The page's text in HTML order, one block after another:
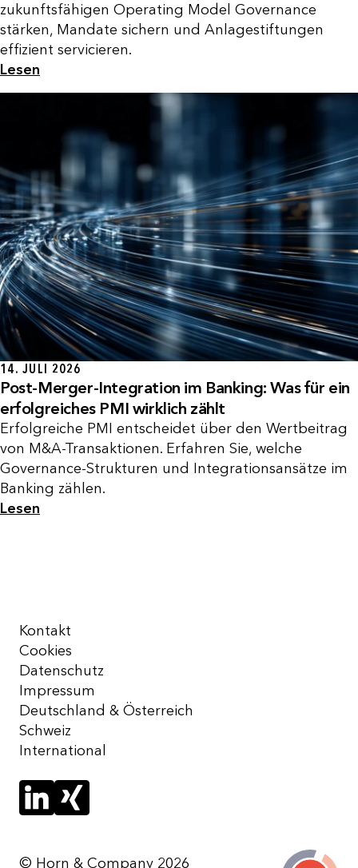
zukunftsfähigen Operating Model Governance
stärken, Mandate sichern und Anlagestiftungen
effizient servicieren.
Lesen
14. JULI 2026
Post-Merger-Integration im Banking: Was für ein
erfolgreiches PMI wirklich zählt
Erfolgreiche PMI entscheidet über den Wertbeitrag
von M&A-Transaktionen. Erfahren Sie, welche
Governance-Strukturen und Integrationsansätze im
Banking zählen.
Lesen
Kontakt
Cookies
Datenschutz
Impressum
Deutschland & Österreich
Schweiz
International
© Horn & Company 2026